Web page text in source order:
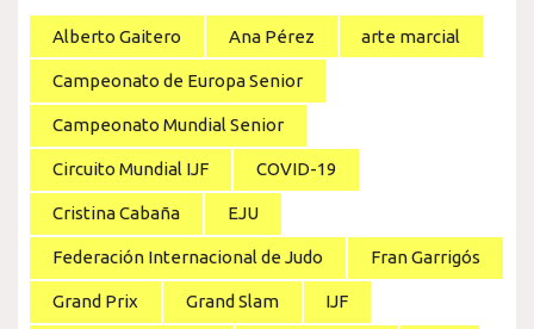
Alberto Gaitero Ana Pérez arte marcial
Campeonato de Europa Senior
Campeonato Mundial Senior
Circuito Mundial IJF COVID-19
Cristina Cabaña EJU
Federación Internacional de Judo Fran Garrigós
Grand Prix Grand Slam IJF